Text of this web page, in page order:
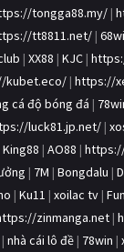
tongga88.my/ |
tt8811.net/ |
| XX88 | KJC |
kubet.eco/ | https://
cá độ bóng đá |
luck81.jp.net/ |
King88 | AO88 |
| 7M | Bongdalu |
| Ku11 | xoilac tv |
zinmanga.net |
| nhà cái lô đề | 78win |